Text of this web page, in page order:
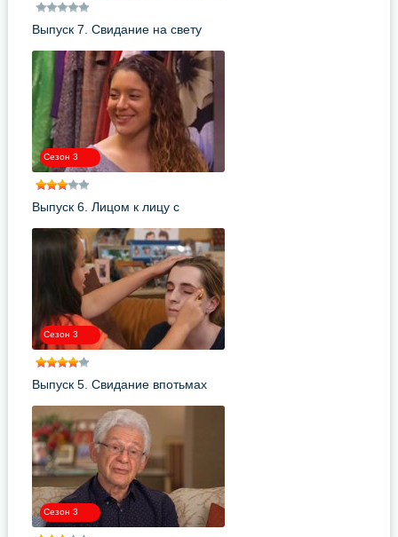
Выпуск 7. Свидание на свету
Сезон 3
Выпуск 6. Лицом к лицу с
Сезон 3
Выпуск 5. Свидание впотьмах
Сезон 3